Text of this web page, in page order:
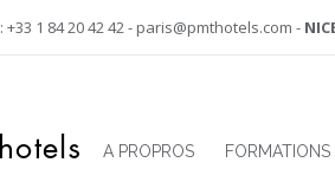
: +33 1 84 20 42 42 - paris@pmthotels.com -
A PROPROS FORMATIONS